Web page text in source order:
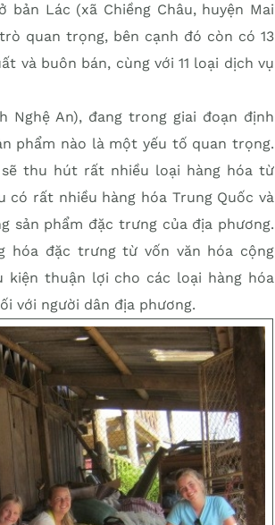
Lác (xã Chiềng Châu, huyện Mai
quan trọng, bên cạnh đó còn có 13
và buôn bán, cùng với 11 loại dịch vụ
Nghệ An), đang trong giai đoạn định
phẩm nào là một yếu tố quan trọng.
thu hút rất nhiều loại hàng hóa từ
có rất nhiều hàng hóa Trung Quốc và
sản phẩm đặc trưng của địa phương.
hóa đặc trưng từ vốn văn hóa cộng
thuận lợi cho các loại hàng hóa
với người dân địa phương.